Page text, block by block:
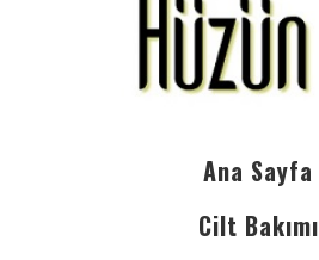
Ana Sayfa
Cilt Bakımı